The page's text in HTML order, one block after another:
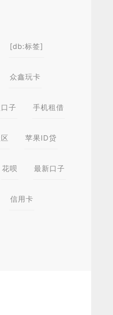
[db:标签]
众鑫玩卡
子 手机租借
苹果ID贷
花呗 最新口子
信用卡